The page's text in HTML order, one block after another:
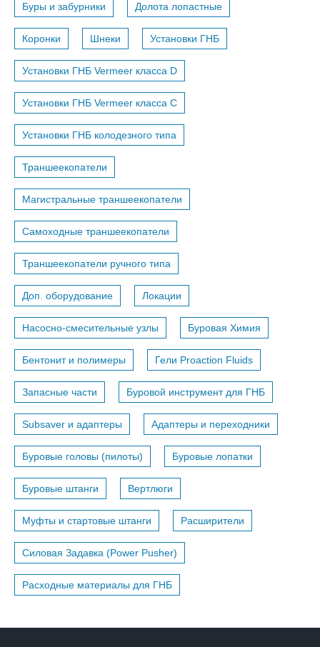
Буры и забурники Долота лопастные
Коронки Шнеки Установки ГНБ
Установки ГНБ Vermeer класса D
Установки ГНБ Vermeer класса С
Установки ГНБ колодезного типа
Траншеекопатели
Магистральные траншеекопатели
Самоходные траншеекопатели
Траншеекопатели ручного типа
Доп. оборудование Локации
Насосно-смесительные узлы Буровая Химия
Бентонит и полимеры Гели Proaction Fluids
Запасные части Буровой инструмент для ГНБ
Subsaver и адаптеры Адаптеры и переходники
Буровые головы (пилоты) Буровые лопатки
Буровые штанги Вертлюги
Муфты и стартовые штанги Расширители
Силовая Задавка (Power Pusher)
Расходные материалы для ГНБ